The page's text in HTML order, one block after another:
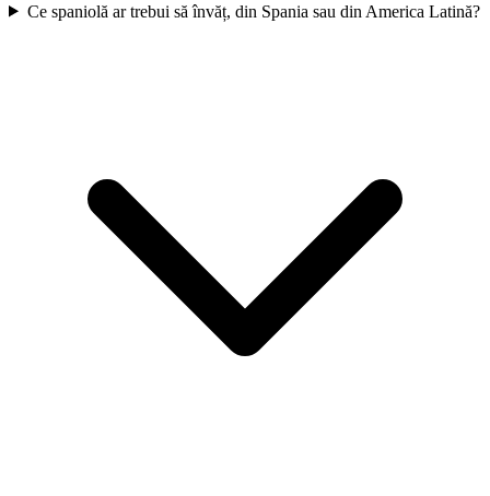
Ce spaniolă ar trebui să învăț, din Spania sau din America Latină?